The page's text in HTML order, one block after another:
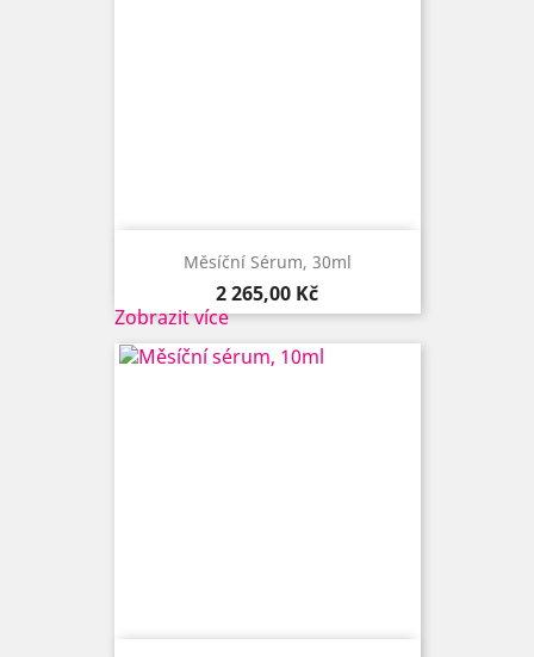
Měsíční Sérum, 30ml
Cena
2 265,00 Kč
Zobrazit více